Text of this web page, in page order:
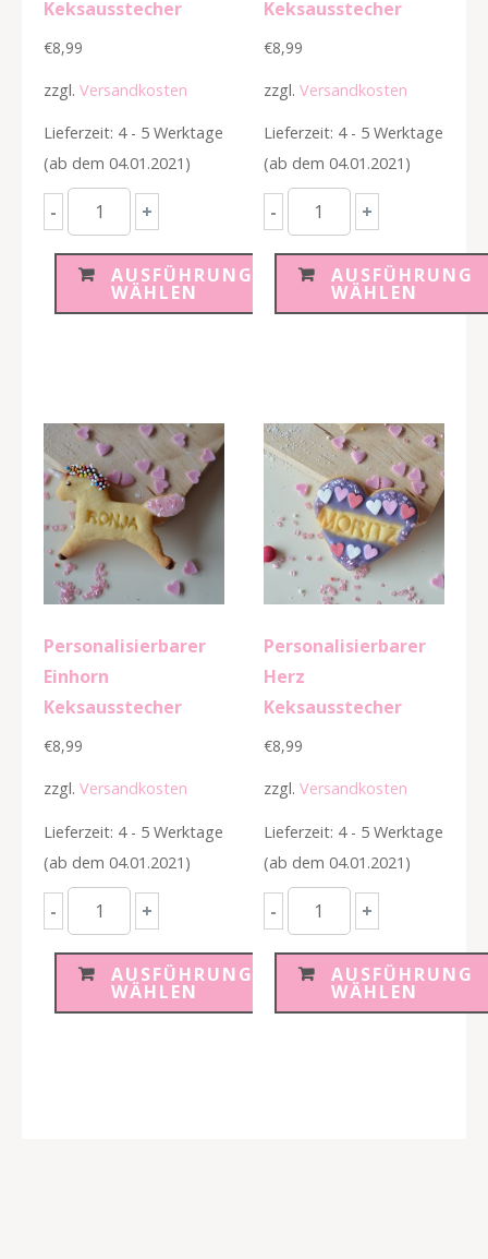
Keksausstecher
€8,99
zzgl. Versandkosten
Lieferzeit: 4 - 5 Werktage
(ab dem 04.01.2021)
-
Personalisierbarer
Mops
Keksausstecher
Menge
+
AUSFÜHRUNG
WÄHLEN
Keksausstecher
€8,99
zzgl. Versandkosten
Lieferzeit: 4 - 5 Werktage
(ab dem 04.01.2021)
-
Personalisierbarer
Teddybär
Keksausstecher
Menge
+
AUSFÜHRUNG
WÄHLEN
Personalisierbarer
Einhorn
Keksausstecher
€8,99
zzgl. Versandkosten
Lieferzeit: 4 - 5 Werktage
(ab dem 04.01.2021)
-
Personalisierbarer
Einhorn
Keksausstecher
Menge
+
AUSFÜHRUNG
WÄHLEN
Personalisierbarer
Herz
Keksausstecher
€8,99
zzgl. Versandkosten
Lieferzeit: 4 - 5 Werktage
(ab dem 04.01.2021)
-
Personalisierbarer
Herz
Keksausstecher
Menge
+
AUSFÜHRUNG
WÄHLEN